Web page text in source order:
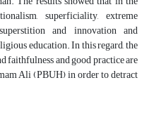
superficiality, extreme
and innovation and
education. In this regard, the
faithfulness and good practice are
Ali (PBUH) in order to detract